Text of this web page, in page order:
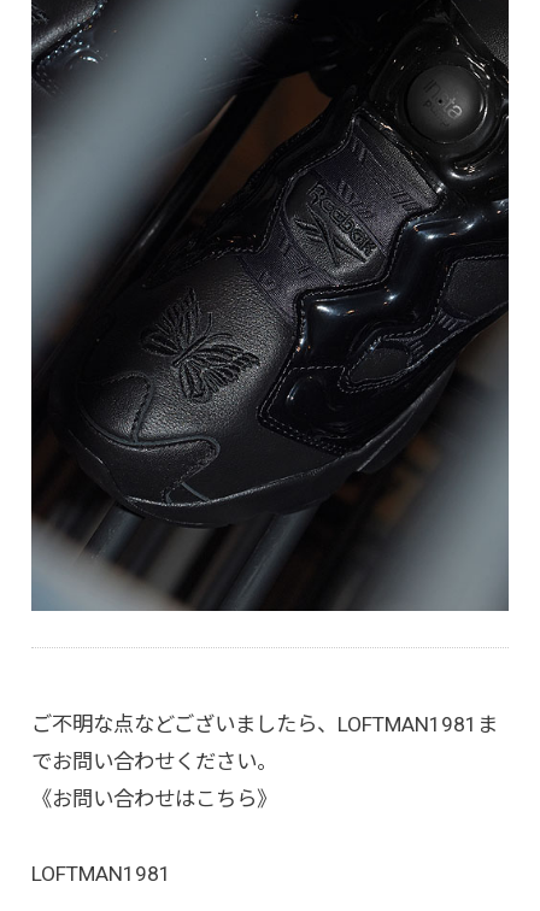
ご不明な点などございましたら、LOFTMAN1981ま
でお問い合わせください。
《お問い合わせはこちら》
LOFTMAN1981